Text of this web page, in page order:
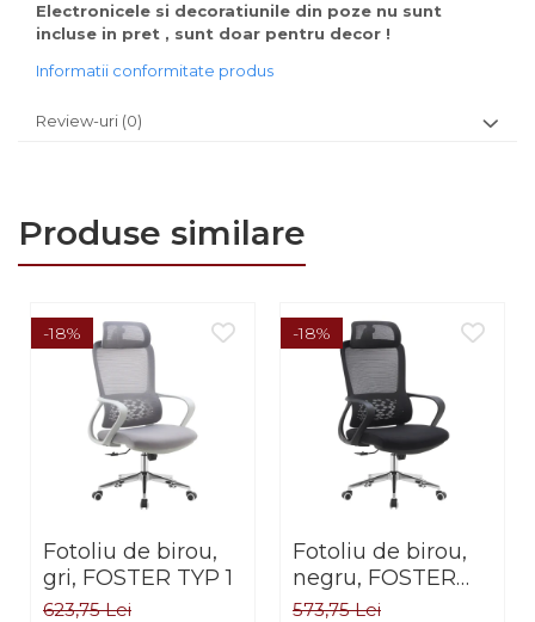
Electronicele si decoratiunile din poze nu sunt
incluse in pret , sunt doar pentru decor !
Informatii conformitate produs
Review-uri (0)
Produse similare
-18%
Fotoliu de birou,
gri, FOSTER TYP 1
623,75 Lei
-18%
Fotoliu de birou,
negru, FOSTER
TYP 1
573,75 Lei